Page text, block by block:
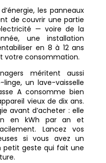
les panneaux
de couvrir une partie
— voire de la
une installation
en 8 à 12 ans
votre consommation.
méritent aussi
linge, un lave-vaisselle
A consomme bien
vieux de dix ans.
avant d’acheter : elle
en kWh par an et
Lancez vos
si vous avez un
petit geste qui fait une